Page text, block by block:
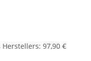
: 97,90 €